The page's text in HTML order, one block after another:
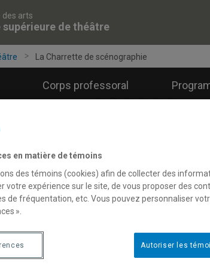
des arts
supérieure de théâtre
La Charrette de scénographie
Corps professoral
Charrette de
en matière de témoins
des témoins (cookies) afin de collecter des
votre expérience sur le site, de vous proposer des
de fréquentation, etc. Vous pouvez personnaliser
».
Autoriser les